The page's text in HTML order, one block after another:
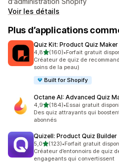
Voir les détails
Plus d’applications
Quiz Kit: Product Quiz Maker
4,8étoile(s) sur 5
(160)
160 avis au total
•Forfait gratuit
Créateur de quiz de
soins de la peau)
Built for Shopify
Octane AI: Advanced Quiz
4,9étoile(s) sur 5
(184)
184 avis au total
•Essai gratuit
Des quiz attrayants qui
abonnés
Quizell: Product Quiz Builder
5,0étoile(s) sur 5
(123)
123 avis au total
•Forfait gratuit
Créateur d’entonnoirs de quiz
engageants qui convertissent